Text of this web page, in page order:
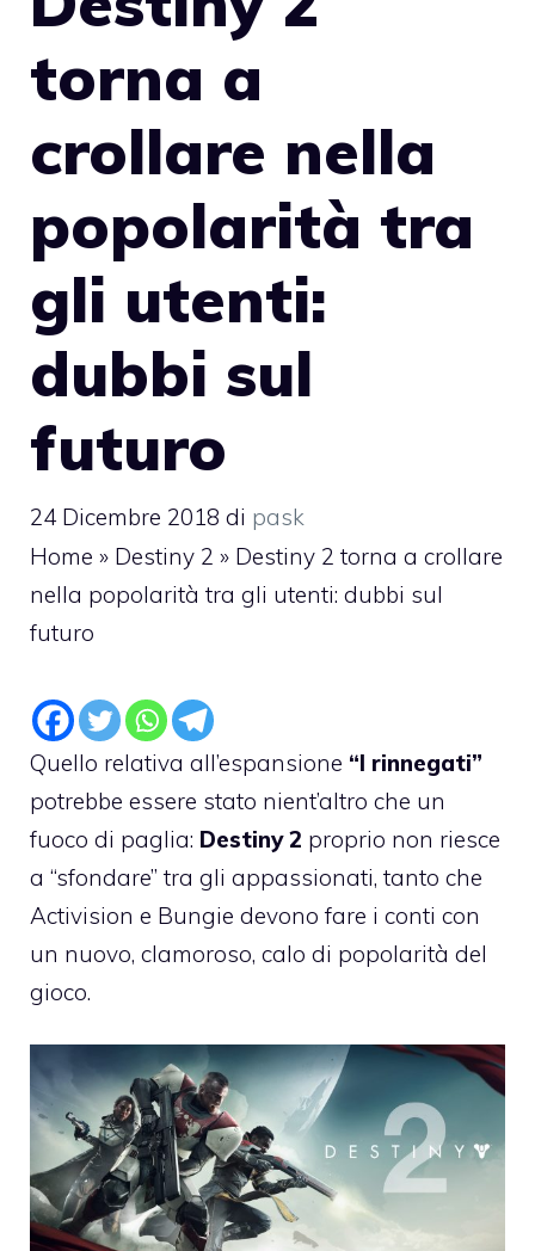
torna a
crollare nella
popolarità tra
gli utenti:
dubbi sul
futuro
24 Dicembre 2018 di pask
Home » Destiny 2 » Destiny 2 torna a crollare
nella popolarità tra gli utenti: dubbi sul
futuro
Quello relativa all’espansione “I rinnegati”
potrebbe essere stato nient’altro che un
fuoco di paglia: Destiny 2 proprio non riesce
a “sfondare” tra gli appassionati, tanto che
Activision e Bungie devono fare i conti con
un nuovo, clamoroso, calo di popolarità del
gioco.